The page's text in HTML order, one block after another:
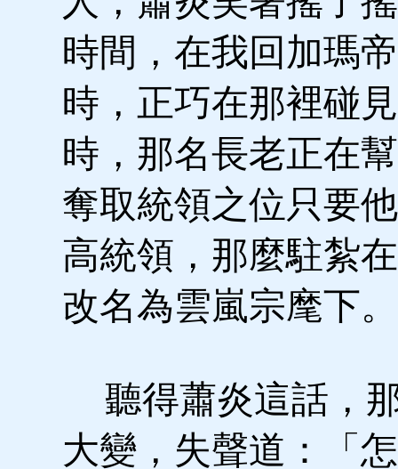
時間，在我回加瑪
時，正巧在那裡碰
時，那名長老正在
奪取統領之位只要
高統領，那麼駐紮
改名為雲嵐宗麾下
聽得蕭炎這話，
大變，失聲道：「